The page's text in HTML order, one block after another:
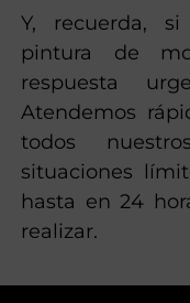
Y, recuerda,
pintura de
respuesta
Atendemos
todos
situaciones
hasta en 24
realizar.